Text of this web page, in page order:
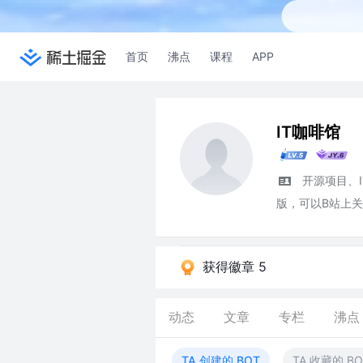
首页 沸点 课程 APP
IT咖啡馆
开源项目、
版，可以B站上
获得徽章 5
动态 文章 专栏 沸点
TA 创建的 BOT TA 收藏的